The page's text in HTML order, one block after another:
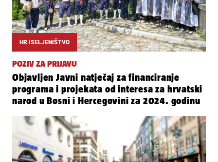
HR ISELJENIŠTVO
POZIV ZA PRIJAVU
Objavljen Javni natječaj za financiranje
programa i projekata od interesa za hrvatski
narod u Bosni i Hercegovini za 2024. godinu